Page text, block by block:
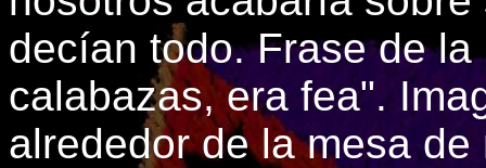
decían todo. Frase de
calabazas, era fea".
alrededor de la mesa de